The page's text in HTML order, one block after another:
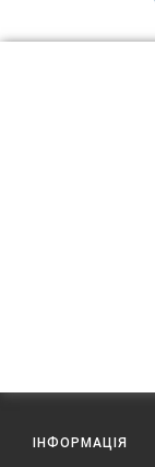
ІНФОРМАЦІЯ